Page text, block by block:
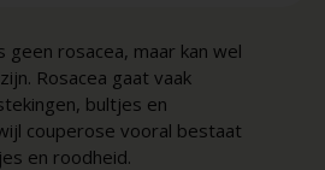
geen rosacea, maar kan wel
Rosacea gaat vaak
bultjes en
couperose vooral bestaat
en roodheid.